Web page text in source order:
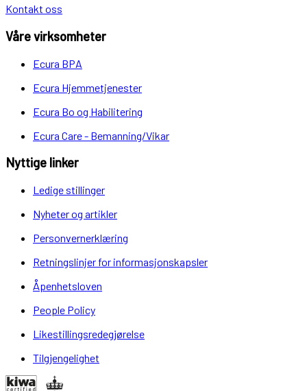
Kontakt oss
Våre virksomheter
Ecura BPA
Ecura Hjemmetjenester
Ecura Bo og Habilitering
Ecura Care - Bemanning/Vikar
Nyttige linker
Ledige stillinger
Nyheter og artikler
Personvernerklæring
Retningslinjer for informasjonskapsler
Åpenhetsloven
People Policy
Likestillingsredegjørelse
Tilgjengelighet